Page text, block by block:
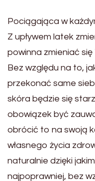
Pociągająca w
Z upływem latek
powinna zmieniać
Bez względu na to,
przekonać same
skóra będzie się
obowiązek być
obrócić to na swoją
własnego życia
naturalnie dzięki
najpoprawniej, bez